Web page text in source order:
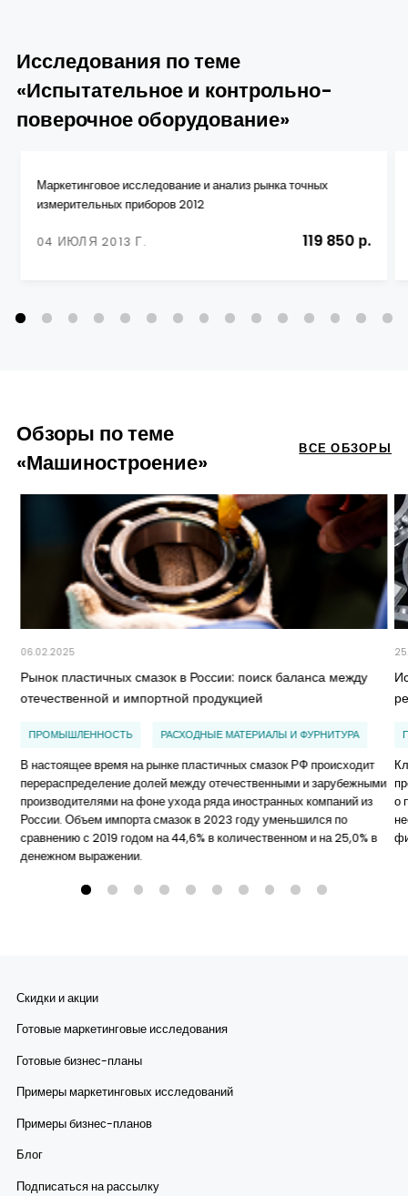
Исследования по теме
«Испытательное и контрольно-
поверочное оборудование»
Маркетинговое исследование и анализ рынка точных
измерительных приборов 2012
04 ИЮЛЯ 2013 Г. 119 850 р.
Обзоры по теме
«Машиностроение»
ВСЕ ОБЗОРЫ
06.02.2025
Рынок пластичных смазок в России: поиск баланса между
отечественной и импортной продукцией
ПРОМЫШЛЕННОСТЬ РАСХОДНЫЕ МАТЕРИАЛЫ И ФУРНИТУРА
В настоящее время на рынке пластичных смазок РФ происходит
перераспределение долей между отечественными и зарубежными
производителями на фоне ухода ряда иностранных компаний из
России. Объем импорта смазок в 2023 году уменьшился по
сравнению с 2019 годом на 44,6% в количественном и на 25,0% в
денежном выражении.
о
Скидки и акции
Готовые маркетинговые исследования
Готовые бизнес-планы
Примеры маркетинговых исследований
Примеры бизнес-планов
Блог
Подписаться на рассылку